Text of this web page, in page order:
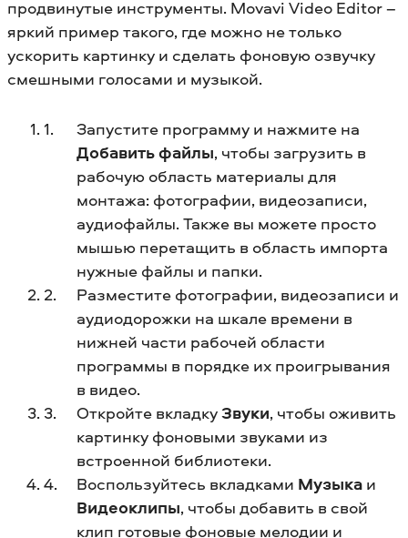
продвинутые инструменты. Movavi Video Editor –
яркий пример такого, где можно не только
ускорить картинку и сделать фоновую озвучку
смешными голосами и музыкой.
Запустите программу и нажмите на
Добавить файлы, чтобы загрузить в
рабочую область материалы для
монтажа: фотографии, видеозаписи,
аудиофайлы. Также вы можете просто
мышью перетащить в область импорта
нужные файлы и папки.
Разместите фотографии, видеозаписи и
аудиодорожки на шкале времени в
нижней части рабочей области
программы в порядке их проигрывания
в видео.
Откройте вкладкуЗвуки, чтобы оживить
картинку фоновыми звуками из
встроенной библиотеки.
Воспользуйтесь вкладками Музыкаи
Видеоклипы, чтобы добавить в свой
клип готовые фоновые мелодии и